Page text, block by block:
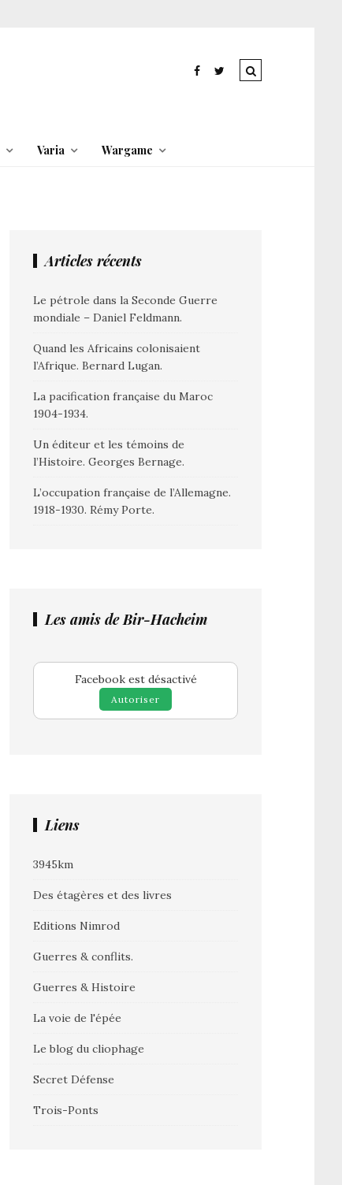
Varia Wargame
Articles récents
Le pétrole dans la Seconde Guerre
mondiale – Daniel Feldmann.
Quand les Africains colonisaient
l’Afrique. Bernard Lugan.
La pacification française du Maroc
1904-1934.
Un éditeur et les témoins de
l’Histoire. Georges Bernage.
L’occupation française de l’Allemagne.
1918-1930. Rémy Porte.
Les amis de Bir-Hacheim
Facebook est désactivé
Autoriser
Liens
3945km
Des étagères et des livres
Editions Nimrod
Guerres & conflits.
Guerres & Histoire
La voie de l'épée
Le blog du cliophage
Secret Défense
Trois-Ponts